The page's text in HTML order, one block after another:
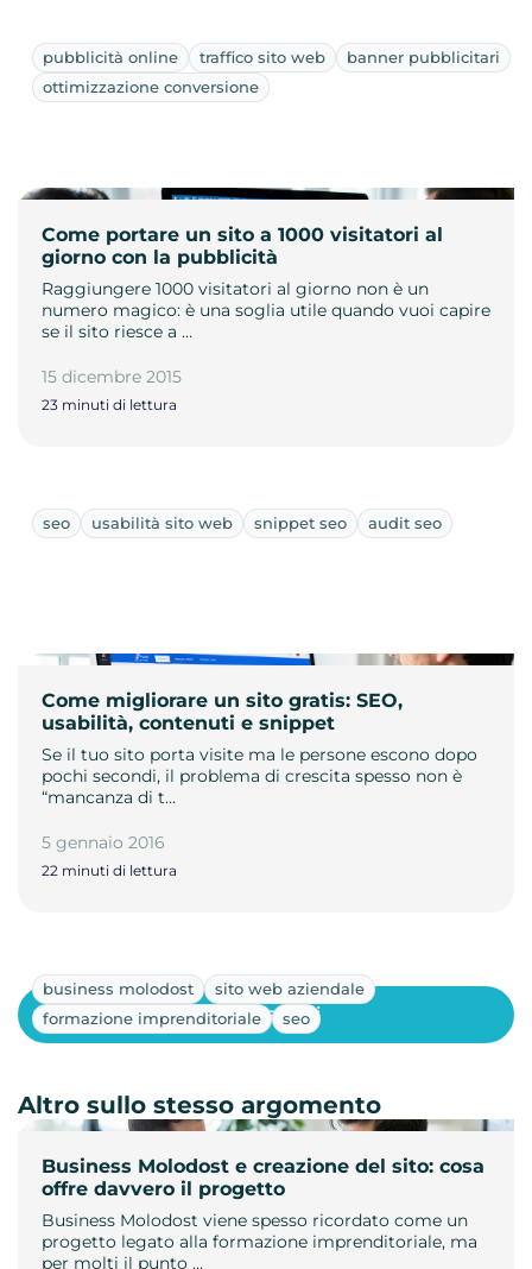
pubblicità online traffico sito web
banner pubblicitari
ottimizzazione conversione
Come portare un sito a 1000 visitatori al
giorno con la pubblicità
Raggiungere 1000 visitatori al giorno non è un
numero magico: è una soglia utile quando vuoi capire
se il sito riesce a …
15 dicembre 2015
23 minuti di lettura
seo usabilità sito web snippet seo audit seo
Come migliorare un sito gratis: SEO,
usabilità, contenuti e snippet
Se il tuo sito porta visite ma le persone escono dopo
pochi secondi, il problema di crescita spesso non è
“mancanza di t…
5 gennaio 2016
22 minuti di lettura
business molodost
sito web aziendale
formazione imprenditoriale
seo
Business Molodost e creazione del sito: cosa
offre davvero il progetto
Business Molodost viene spesso ricordato come un
progetto legato alla formazione imprenditoriale, ma
per molti il punto …
Mostra altri
Altro sullo stesso argomento